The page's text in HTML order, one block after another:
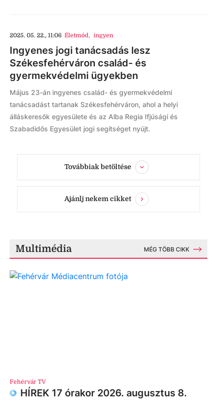
2025. 05. 22., 11:06 Életmód, ingyen
Ingyenes jogi tanácsadás lesz
Székesfehérváron család- és
gyermekvédelmi ügyekben
Május 23-án ingyenes család- és gyermekvédelmi
tanácsadást tartanak Székesfehérváron, ahol a helyi
álláskeresők egyesülete és az Alba Regia Ifjúsági és
Szabadidős Egyesület jogi segítséget nyújt.
Továbbiak betöltése
Ajánlj nekem cikket
Multimédia MÉG TÖBB CIKK
Fehérvár TV
HÍREK 17 órakor 2026. augusztus 8.